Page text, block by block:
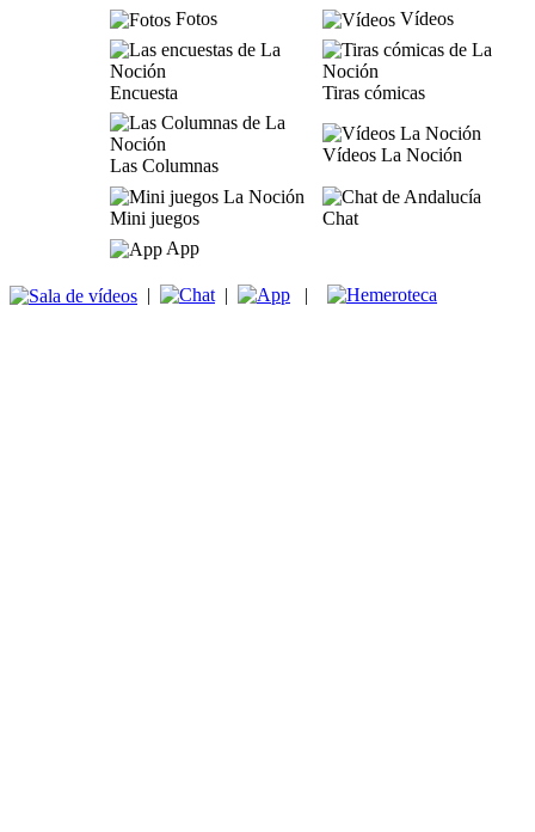
Fotos
Vídeos
Encuesta Tiras cómicas
Las Columnas
Vídeos La Noción
Mini juegos
Chat
App
| | |